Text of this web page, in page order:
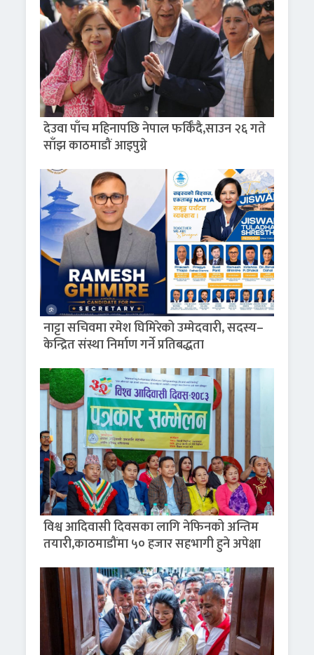
देउवा पाँच महिनापछि नेपाल फर्किँदै,साउन २६ गते
साँझ काठमाडौं आइपुग्ने
नाट्टा सचिवमा रमेश घिमिरेको उम्मेदवारी, सदस्य–
केन्द्रित संस्था निर्माण गर्ने प्रतिबद्धता
विश्व आदिवासी दिवसका लागि नेफिनको अन्तिम
तयारी,काठमाडौंमा ५० हजार सहभागी हुने अपेक्षा